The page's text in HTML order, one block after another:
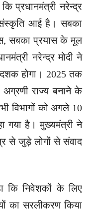
प्रधानमंत्री नरेन्द्र
आई है। सबका
सबका प्रयास के मूल
नरेन्द्र मोदी ने
होगा। 2025 तक
राज्य बनाने के
विभागों को अगले 10
गया है। मुख्यमंत्री ने
से जुड़े लोगों से संवाद
कि निवेशकों के लिए
का सरलीकरण किया